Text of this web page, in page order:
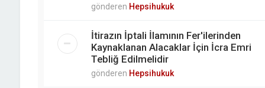
gönderen Hepsihukuk
İtirazın İptali İlamının Fer'ilerinden
Kaynaklanan Alacaklar İçin İcra Emri
Tebliğ Edilmelidir
gönderen Hepsihukuk